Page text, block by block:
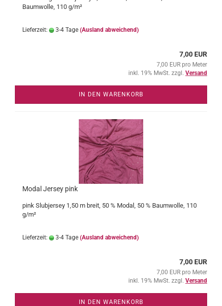
Baumwolle, 110 g/m²
Lieferzeit: 3-4 Tage (Ausland abweichend)
7,00 EUR
7,00 EUR pro Meter
inkl. 19% MwSt. zzgl. Versand
IN DEN WARENKORB
Modal Jersey pink
pink Slubjersey 1,50 m breit, 50 % Modal, 50 % Baumwolle, 110
g/m²
Lieferzeit: 3-4 Tage (Ausland abweichend)
7,00 EUR
7,00 EUR pro Meter
inkl. 19% MwSt. zzgl. Versand
IN DEN WARENKORB